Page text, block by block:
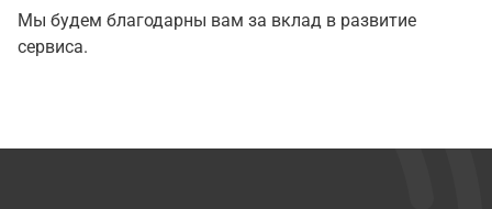
Мы будем благодарны вам за вклад в развитие
сервиса.